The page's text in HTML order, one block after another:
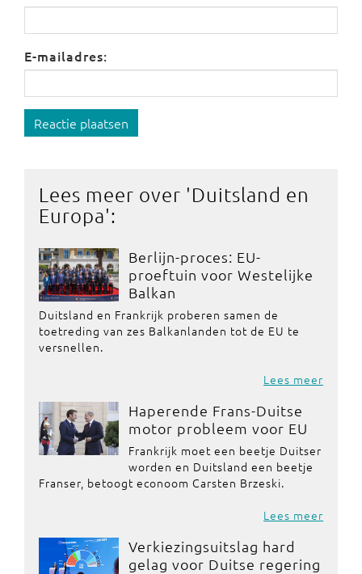
E-mailadres:
Reactie plaatsen
Lees meer over 'Duitsland en
Europa':
Berlijn-proces: EU-
proeftuin voor Westelijke
Balkan
Duitsland en Frankrijk proberen samen de
toetreding van zes Balkanlanden tot de EU te
versnellen.
Lees meer
Haperende Frans-Duitse
motor probleem voor EU
Frankrijk moet een beetje Duitser
worden en Duitsland een beetje
Franser, betoogt econoom Carsten Brzeski.
Lees meer
Verkiezingsuitslag hard
gelag voor Duitse regering